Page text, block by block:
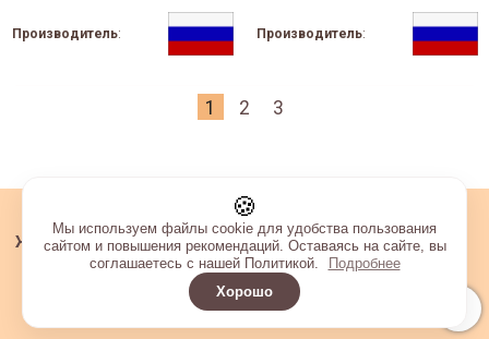
Производитель: Производитель:
1 2 3
Ждём вас по адресу:г. Томск, ул. Гагарина, 10
Пн-Пт с09:00 до 19:00 /Сб-Вс 09:00 до 18:00
+7 901 611 42 10
🍪
Мы используем файлы cookie для удобства пользования
сайтом и повышения рекомендаций. Оставаясь на сайте, вы
соглашаетесь с нашей Политикой.
Подробнее
Хорошо